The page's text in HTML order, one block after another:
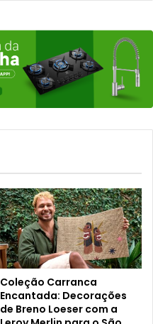
Coleção Carranca
Encantada: Decorações
de Breno Loeser com a